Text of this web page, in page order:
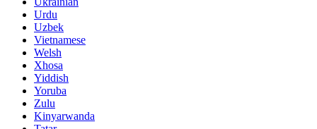
Urdu
Uzbek
Vietnamese
Welsh
Xhosa
Yiddish
Yoruba
Zulu
Kinyarwanda